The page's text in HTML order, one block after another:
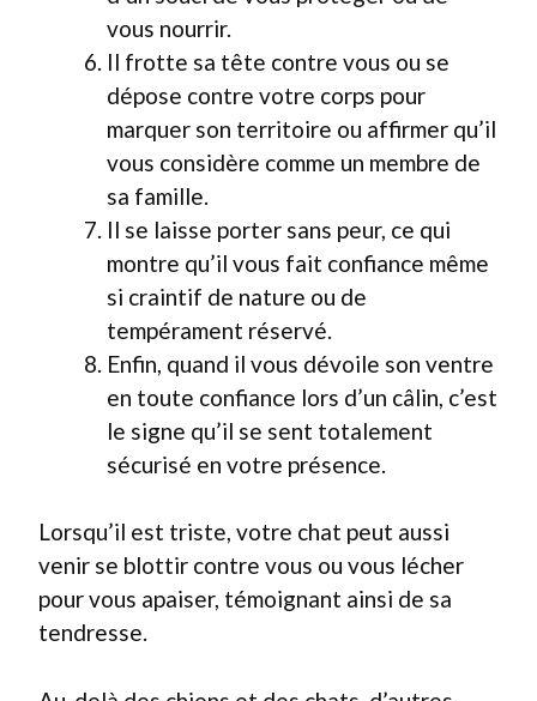
vous nourrir.
Il frotte sa tête contre vous ou se
dépose contre votre corps pour
marquer son territoire ou affirmer qu’il
vous considère comme un membre de
sa famille.
Il se laisse porter sans peur, ce qui
montre qu’il vous fait confiance même
si craintif de nature ou de
tempérament réservé.
Enfin, quand il vous dévoile son ventre
en toute confiance lors d’un câlin, c’est
le signe qu’il se sent totalement
sécurisé en votre présence.
Lorsqu’il est triste, votre chat peut aussi
venir se blottir contre vous ou vous lécher
pour vous apaiser, témoignant ainsi de sa
tendresse.